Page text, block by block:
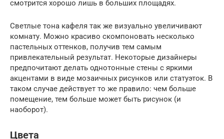
смотрится хорошо лишь в больших площадях.
Светлые тона кафеля так же визуально увеличивают
комнату. Можно красиво скомпоновать несколько
пастельных оттенков, получив тем самым
привлекательный результат. Некоторые дизайнеры
предпочитают делать однотонные стены с яркими
акцентами в виде мозаичных рисунков или статуэток. В
таком случае действует то же правило: чем больше
помещение, тем больше может быть рисунок (и
наоборот).
Цвета